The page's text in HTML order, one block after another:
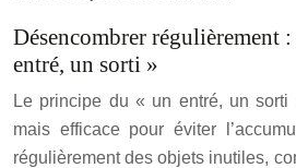
Désencombrer régulièrement
entré, un sorti »
Le principe du « un entré, un
mais efficace pour éviter
régulièrement des objets inutiles,